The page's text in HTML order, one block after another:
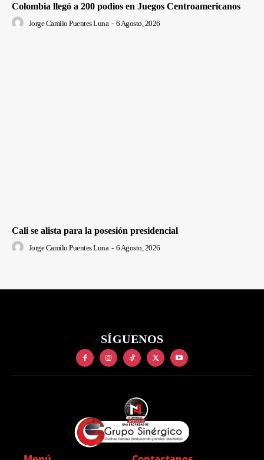
Colombia llegó a 200 podios en Juegos Centroamericanos
Jorge Camilo Puentes Luna - 6 Agosto, 2026
Cali se alista para la posesión presidencial
Jorge Camilo Puentes Luna - 6 Agosto, 2026
SÍGUENOS